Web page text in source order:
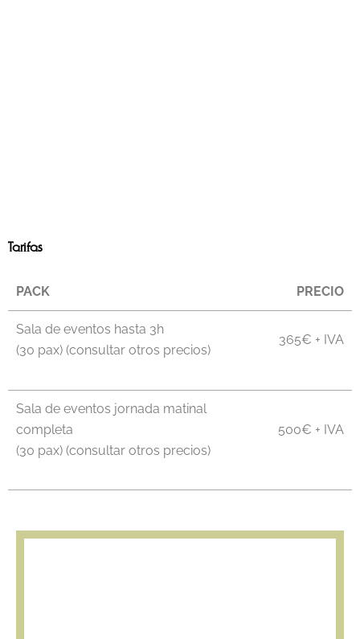
Tarifas
PACK PRECIO
Sala de eventos hasta 3h
(30 pax) (consultar otros precios)
365€ + IVA
Sala de eventos jornada matinal
completa
(30 pax) (consultar otros precios)
500€ + IVA